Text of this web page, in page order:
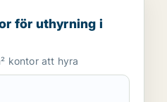
uthyrning i Västra
för uthyrning i
kontor att hyra